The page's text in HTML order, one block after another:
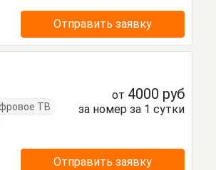
Стулья
Отправить заявку
ТВ
Стулья
от 4000 руб
за номер за 1 сутки
Отправить заявку